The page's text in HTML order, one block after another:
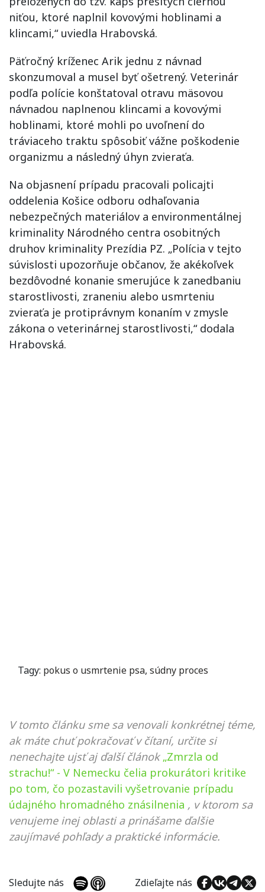
niťou, ktoré naplnil kovovými hoblinami a
klincami,“ uviedla Hrabovská.
Päťročný kríženec Arik jednu z návnad
skonzumoval a musel byť ošetrený. Veterinár
podľa polície konštatoval otravu mäsovou
návnadou naplnenou klincami a kovovými
hoblinami, ktoré mohli po uvoľnení do
tráviaceho traktu spôsobiť vážne poškodenie
organizmu a následný úhyn zvieraťa.
Na objasnení prípadu pracovali policajti
oddelenia Košice odboru odhaľovania
nebezpečných materiálov a environmentálnej
kriminality Národného centra osobitných
druhov kriminality Prezídia PZ. „Polícia v tejto
súvislosti upozorňuje občanov, že akékoľvek
bezdôvodné konanie smerujúce k zanedbaniu
starostlivosti, zraneniu alebo usmrteniu
zvieraťa je protiprávnym konaním v zmysle
zákona o veterinárnej starostlivosti,“ dodala
Hrabovská.
Tagy: pokus o usmrtenie psa, súdny proces
V tomto článku sme sa venovali konkrétnej téme,
ak máte chuť pokračovať v čítaní, určite si
nenechajte ujsť aj ďalší článok „Zmrzla od
strachu!“ - V Nemecku čelia prokurátori kritike
po tom, čo pozastavili vyšetrovanie prípadu
údajného hromadného znásilnenia , v ktorom sa
venujeme inej oblasti a prinášame ďalšie
zaujímavé pohľady a praktické informácie.
Sledujte nás Zdieľajte nás